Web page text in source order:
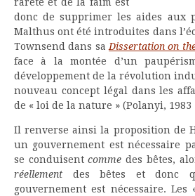
donc de supprimer les aides aux
Malthus ont été introduites dans
Townsend dans sa Dissertation on
face à la montée d’un
développement de la révolution
nouveau concept légal dans les
de « loi de la nature » (Polanyi, 1983
Il renverse ainsi la proposition de
un gouvernement est nécessaire
se conduisentcomme des bêtes,
réellement des bêtes et donc
gouvernement est nécessaire.